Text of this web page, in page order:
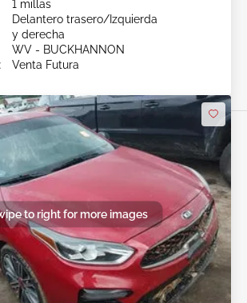
1 millas
Delantero trasero/Izquierda
y derecha
WV - BUCKHANNON
Venta Futura
to right for more images